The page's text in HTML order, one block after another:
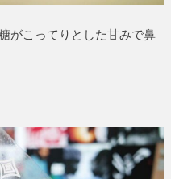
がこってりとした甘みで鼻